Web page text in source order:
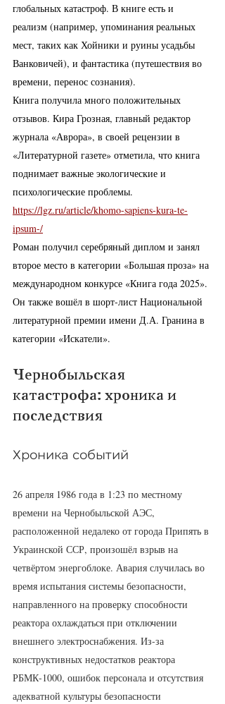
глобальных катастроф. В книге есть и
реализм (например, упоминания реальных
мест, таких как Хойники и руины усадьбы
Ванковичей), и фантастика (путешествия во
времени, перенос сознания).
Книга получила много положительных
отзывов. Кира Грозная, главный редактор
журнала «Аврора», в своей рецензии в
«Литературной газете» отметила, что книга
поднимает важные экологические и
психологические проблемы.
https://lgz.ru/article/khomo-sapiens-kura-te-
ipsum-/
Роман получил серебряный диплом и занял
второе место в категории «Большая проза» на
международном конкурсе «Книга года 2025».
Он также вошёл в шорт-лист Национальной
литературной премии имени Д.А. Гранина в
категории «Искатели».
Чернобыльская
катастрофа: хроника и
последствия
Хроника событий
26 апреля 1986 года в 1:23 по местному
времени на Чернобыльской АЭС,
расположенной недалеко от города Припять в
Украинской ССР, произошёл взрыв на
четвёртом энергоблоке. Авария случилась во
время испытания системы безопасности,
направленного на проверку способности
реактора охлаждаться при отключении
внешнего электроснабжения. Из-за
конструктивных недостатков реактора
РБМК-1000, ошибок персонала и отсутствия
адекватной культуры безопасности